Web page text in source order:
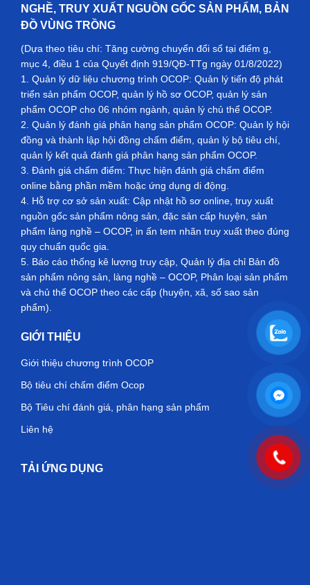
NGHỀ, TRUY XUẤT NGUỒN GỐC SẢN PHẨM, BẢN
ĐỒ VÙNG TRỒNG
(Dựa theo tiêu chí: Tăng cường chuyển đổi số tại điểm g,
mục 4, điều 1 của Quyết định 919/QĐ-TTg ngày 01/8/2022)
1. Quản lý dữ liệu chương trình OCOP: Quản lý tiến độ phát
triển sản phẩm OCOP, quản lý hồ sơ OCOP, quản lý sản
phẩm OCOP cho 06 nhóm ngành, quản lý chủ thể OCOP.
2. Quản lý đánh giá phân hạng sản phẩm OCOP: Quản lý hội
đồng và thành lập hội đồng chấm điểm, quản lý bộ tiêu chí,
quản lý kết quả đánh giá phân hạng sản phẩm OCOP.
3. Đánh giá chấm điểm: Thực hiện đánh giá chấm điểm
online bằng phần mềm hoặc ứng dụng di động.
4. Hỗ trợ cơ sở sản xuất: Cập nhật hồ sơ online, truy xuất
nguồn gốc sản phẩm nông sản, đặc sản cấp huyện, sản
phẩm làng nghề – OCOP, in ấn tem nhãn truy xuất theo đúng
quy chuẩn quốc gia.
5. Báo cáo thống kê lượng truy cập, Quản lý địa chỉ Bản đồ
sản phẩm nông sản, làng nghề – OCOP, Phân loại sản phẩm
và chủ thể OCOP theo các cấp (huyện, xã, số sao sản
phẩm).
GIỚI THIỆU
Giới thiệu chương trình OCOP
Bộ tiêu chí chấm điểm Ocop
Bộ Tiêu chí đánh giá, phân hạng sản phẩm
Liên hệ
TẢI ỨNG DỤNG